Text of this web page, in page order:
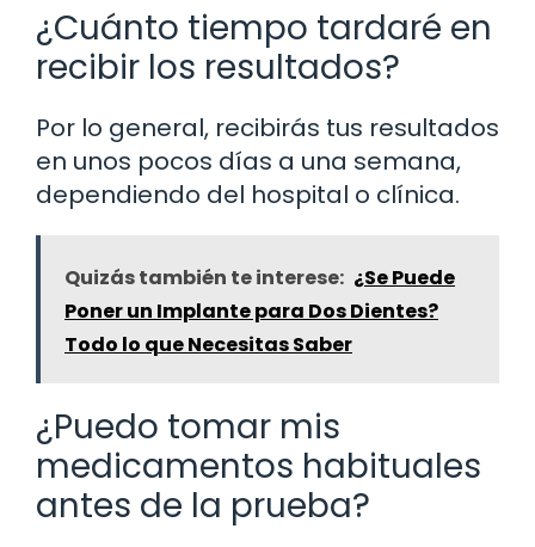
¿Cuánto tiempo tardaré en
recibir los resultados?
Por lo general, recibirás tus resultados
en unos pocos días a una semana,
dependiendo del hospital o clínica.
Quizás también te interese: ¿Se Puede
Poner un Implante para Dos Dientes?
Todo lo que Necesitas Saber
¿Puedo tomar mis
medicamentos habituales
antes de la prueba?